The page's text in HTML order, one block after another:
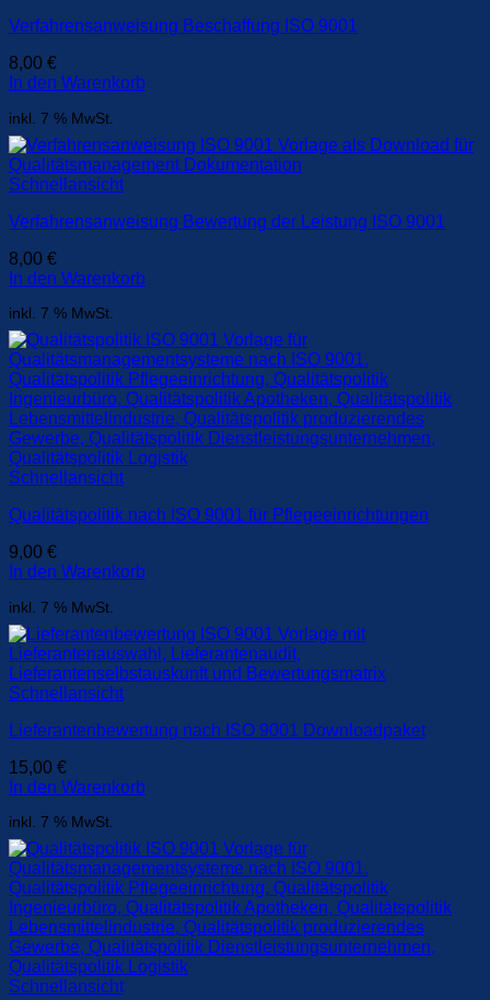
Verfahrensanweisung Beschaffung ISO 9001
8,00 €
In den Warenkorb
inkl. 7 % MwSt.
Schnellansicht
Verfahrensanweisung Bewertung der Leistung ISO 9001
8,00 €
In den Warenkorb
inkl. 7 % MwSt.
Schnellansicht
Qualitätspolitik nach ISO 9001 für Pflegeeinrichtungen
9,00 €
In den Warenkorb
inkl. 7 % MwSt.
Schnellansicht
Lieferantenbewertung nach ISO 9001 Downloadpaket
15,00 €
In den Warenkorb
inkl. 7 % MwSt.
Schnellansicht